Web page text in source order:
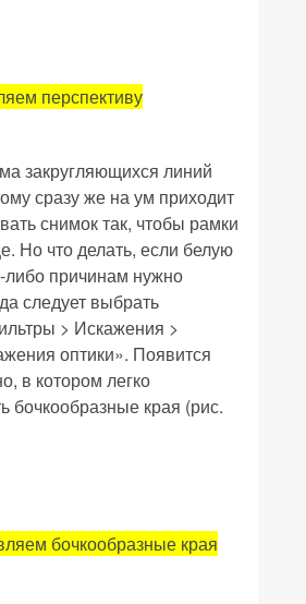
перспективу
закругляющихся линий
сразу же на ум приходит
снимок так, чтобы рамки
Но что делать, если белую
либо причинам нужно
следует выбрать
> Искажения >
оптики». Появится
в котором легко
бочкообразные края (рис.
бочкообразные края